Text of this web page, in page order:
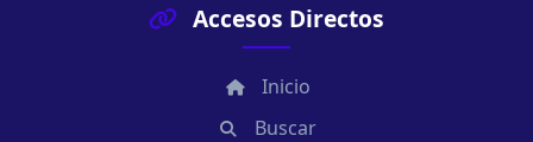
Accesos Directos
Inicio
Buscar